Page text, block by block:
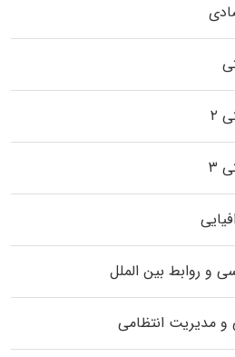
۲
۳
و روابط بین الملل
و مدیریت انتظامی